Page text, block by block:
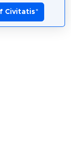
Civitatis*